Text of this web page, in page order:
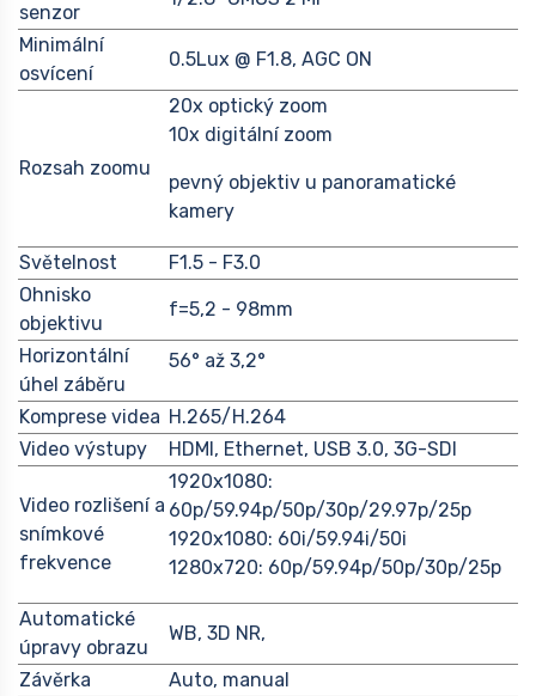
senzor
Minimální
osvícení
0.5Lux @ F1.8, AGC ON
Rozsah zoomu
20x optický zoom
10x digitální zoom
pevný objektiv u panoramatické
kamery
Světelnost
F1.5 - F3.0
Ohnisko
objektivu
f=5,2 - 98mm
Horizontální
úhel záběru
56° až 3,2°
Komprese videa H.265/H.264
Video výstupy
HDMI, Ethernet, USB 3.0, 3G-SDI
Video rozlišení a
snímkové
frekvence
1920x1080:
60p/59.94p/50p/30p/29.97p/25p
1920x1080: 60i/59.94i/50i
1280x720: 60p/59.94p/50p/30p/25p
Automatické
úpravy obrazu
WB, 3D NR,
Závěrka
Auto, manual